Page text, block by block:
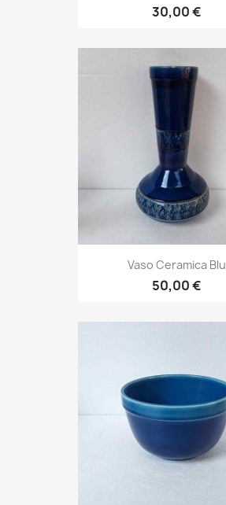
30,00 €
Vaso Ceramica Blu
50,00 €